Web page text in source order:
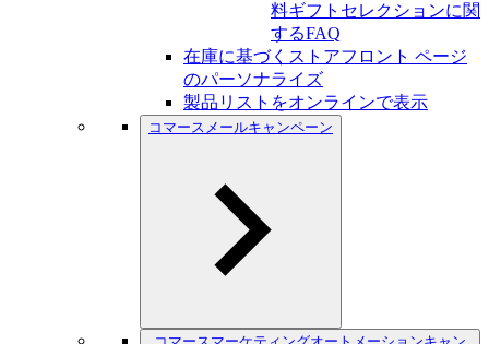
料ギフトセレクションに関
するFAQ
在庫に基づくストアフロント ページ
のパーソナライズ
製品リストをオンラインで表示
コマースメールキャンペーン